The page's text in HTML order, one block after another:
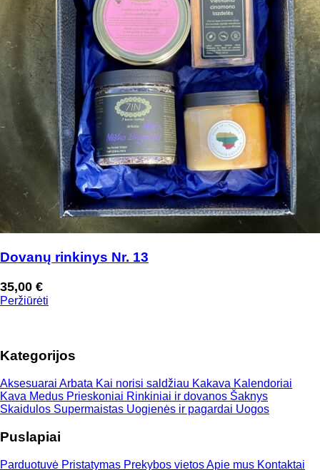
Dovanų rinkinys Nr. 13
35,00 €
Peržiūrėti
Kategorijos
Aksesuarai Arbata Kai norisi saldžiau Kakava Kalendoriai
Kava Medus Prieskoniai Rinkiniai ir dovanos Šaknys
Skaidulos Supermaistas Uogienės ir pagardai Uogos
Puslapiai
Parduotuvė Pristatymas Prekybos vietosApie mus Kontaktai